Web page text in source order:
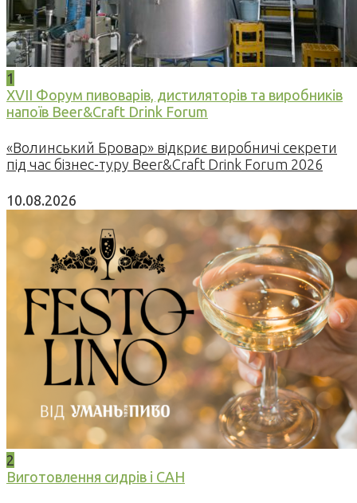
1
XVII Форум пивоварів, дистиляторів та виробників
напоїв Beer&Craft Drink Forum
«Волинський Бровар» відкриє виробничі секрети
під час бізнес-туру Beer&Craft Drink Forum 2026
10.08.2026
2
Виготовлення сидрів і САН